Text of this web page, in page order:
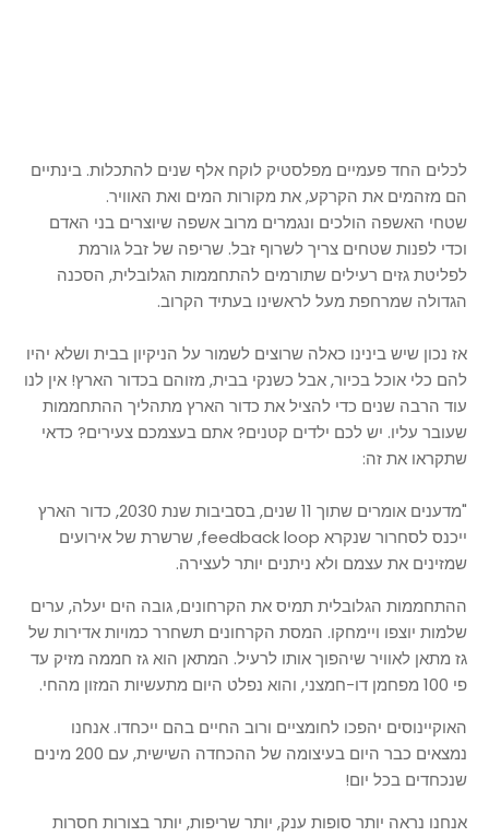
לכלים החד פעמיים מפלסטיק לוקח אלף שנים להתכלות. בינתיים
הם מזהמים את הקרקע, את מקורות המים ואת האוויר.
שטחי האשפה הולכים ונגמרים מרוב אשפה שיוצרים בני האדם
וכדי לפנות שטחים צריך לשרוף זבל. שריפה של זבל גורמת
לפליטת גזים רעילים שתורמים להתחממות הגלובלית, הסכנה
הגדולה שמרחפת מעל לראשינו בעתיד הקרוב.
אז נכון שיש בינינו כאלה שרוצים לשמור על הניקיון בבית ושלא יהיו
להם כלי אוכל בכיור, אבל כשנקי בבית, מזוהם בכדור הארץ! אין לנו
עוד הרבה שנים כדי להציל את כדור הארץ מתהליך ההתחממות
שעובר עליו. יש לכם ילדים קטנים? אתם בעצמכם צעירים? כדאי
שתקראו את זה:
"מדענים אומרים שתוך 11 שנים, בסביבות שנת 2030, כדור הארץ
ייכנס לסחרור שנקרא feedback loop, שרשרת של אירועים
שמזינים את עצמם ולא ניתנים יותר לעצירה.
ההתחממות הגלובלית תמיס את הקרחונים, גובה הים יעלה, ערים
שלמות יוצפו ויימחקו. המסת הקרחונים תשחרר כמויות אדירות של
גז מתאן לאוויר שיהפוך אותו לרעיל. המתאן הוא גז חממה מזיק עד
פי 100 מפחמן דו-חמצני, והוא נפלט היום מתעשיות המזון מהחי.
האוקיינוסים יהפכו לחומציים ורוב החיים בהם ייכחדו. אנחנו
נמצאים כבר היום בעיצומה של ההכחדה השישית, עם 200 מינים
שנכחדים בכל יום!
אנחנו נראה יותר סופות ענק, יותר שריפות, יותר בצורות חסרות